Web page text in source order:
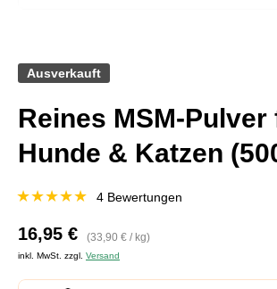
Ausverkauft
Reines MSM-Pulver
Hunde & Katzen
4 Bewertungen
16,95 € (33,90 € / pro
kg)
inkl. MwSt. zzgl. Versand